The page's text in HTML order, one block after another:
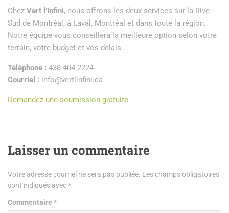
Chez Vert l’infini, nous offrons les deux services sur la Rive-
Sud de Montréal, à Laval, Montréal et dans toute la région.
Notre équipe vous conseillera la meilleure option selon votre
terrain, votre budget et vos délais.
Téléphone : 438-404-2224
Courriel : info@vertlinfini.ca
Demandez une soumission gratuite
Laisser un commentaire
Votre adresse courriel ne sera pas publiée. Les champs obligatoires
sont indiqués avec*
Commentaire *